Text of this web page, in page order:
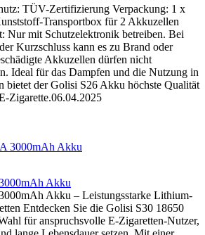
TÜV-Zertifizierung Verpackung: 1 x
Transportbox für 2 Akkuzellen
Nur mit Schutzelektronik betreiben. Bei
Kurzschluss kann es zu Brand oder
Akkuzellen dürfen nicht
Ideal für das Dampfen und die Nutzung in
bietet der Golisi S26 Akku höchste Qualität
Zigarette.06.04.2025
Akku
Akku – Leistungsstarke Lithium-
Entdecken Sie die Golisi S30 18650
für anspruchsvolle E-Zigaretten-Nutzer,